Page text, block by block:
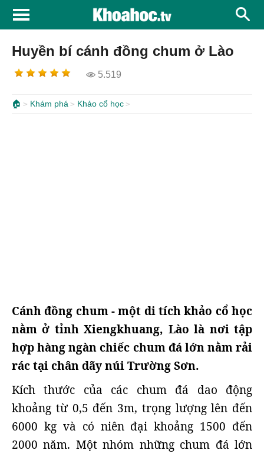
Huyền bí cánh đồng chum ở Lào
5.519
🏠 Khám phá Khảo cổ học
Cánh đồng chum - một di tích khảo cổ học
nằm ở tỉnh Xiengkhuang, Lào là nơi tập
hợp hàng ngàn chiếc chum đá lớn nằm rải
rác tại chân dãy núi Trường Sơn.
Kích thước của các chum đá dao động
khoảng từ 0,5 đến 3m, trọng lượng lên đến
6000 kg và có niên đại khoảng 1500 đến
2000 năm. Một nhóm những chum đá lớn